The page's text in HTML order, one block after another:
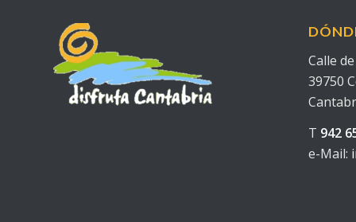
Calle
39750
T 942
e-Mail: